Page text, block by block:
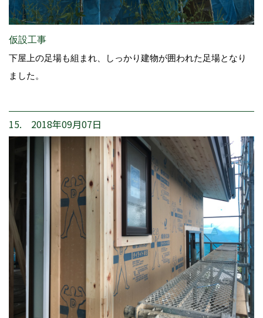
仮設工事
下屋上の足場も組まれ、しっかり建物が囲われた足場となり
ました。
15. 2018年09月07日